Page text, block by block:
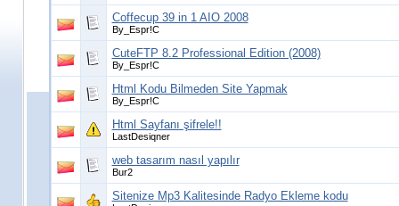
Coffecup 39 in 1 AIO 2008
By_Espr!C
CuteFTP 8.2 Professional Edition (2008)
By_Espr!C
Html Kodu Bilmeden Site Yapmak
By_Espr!C
Html Sayfanı şifrele!!
LastDesiqner
web tasarım nasıl yapılır
Bur2
Sitenize Mp3 Kalitesinde Radyo Ekleme kodu